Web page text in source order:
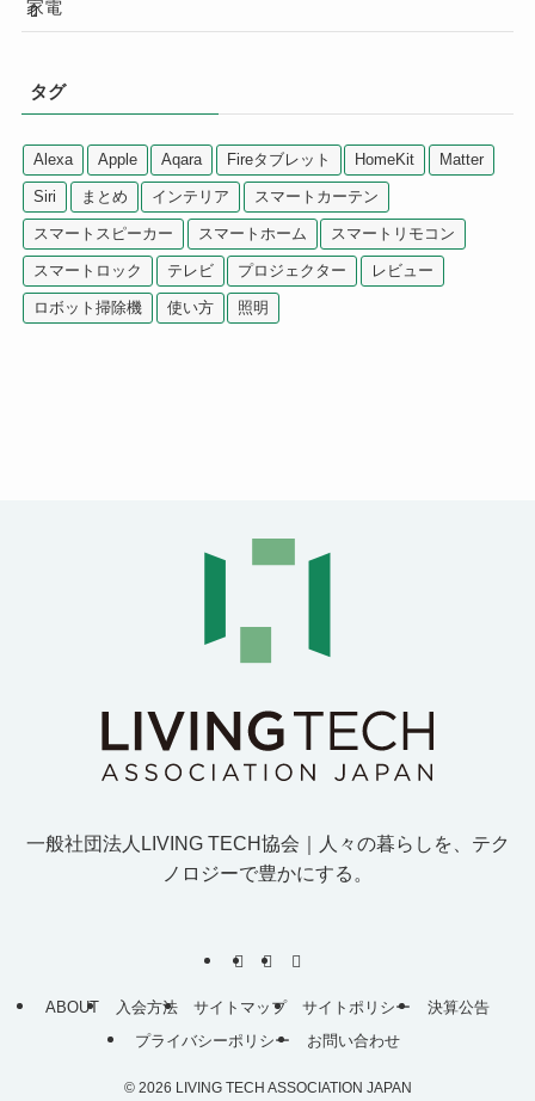
家電
タグ
Alexa Apple Aqara Fireタブレット HomeKit Matter
Siri まとめ インテリア スマートカーテン
スマートスピーカー スマートホーム スマートリモコン
スマートロック テレビ プロジェクター レビュー
ロボット掃除機 使い方 照明
一般社団法人LIVING TECH協会｜人 々の暮ら し を テク
ノ ロ ジーで豊かにする
ABOUT 入会方法 サイトマップ サイトポリシー
決算公告
プライバシーポリシー
お問い合わせ
©2026 LIVING TECH ASSOCIATION JAPAN